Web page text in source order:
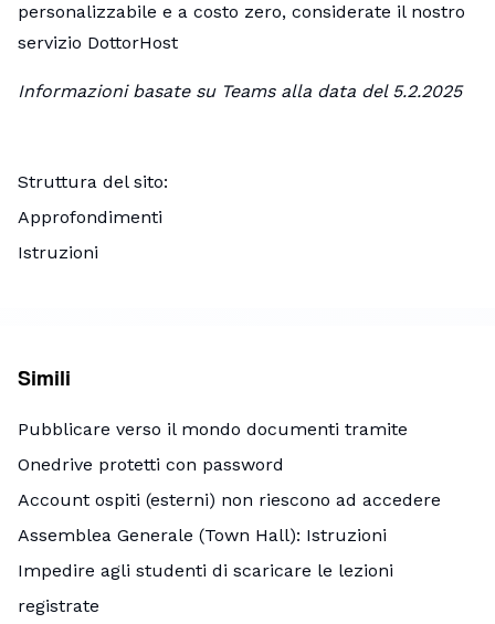
personalizzabile e a costo zero, considerate il nostro
servizio DottorHost
Informazioni basate su Teams alla data del 5.2.2025
Struttura del sito
Approfondimenti
Istruzioni
Simili
Pubblicare verso il mondo documenti tramite
Onedrive protetti con password
Account ospiti (esterni) non riescono ad accedere
Assemblea Generale (Town Hall): Istruzioni
Impedire agli studenti di scaricare le lezioni
registrate